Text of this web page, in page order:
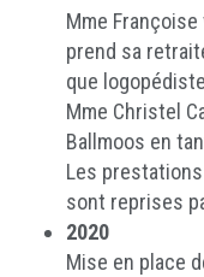
Mme
prend sa
que
Mme Christel
Ballmoos en
Les
sont reprises
2020
Mise en place